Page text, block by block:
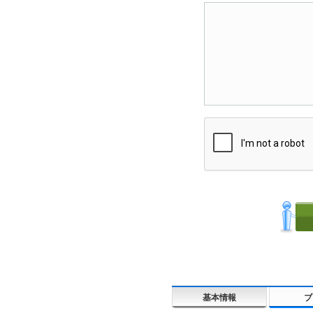
基本情報